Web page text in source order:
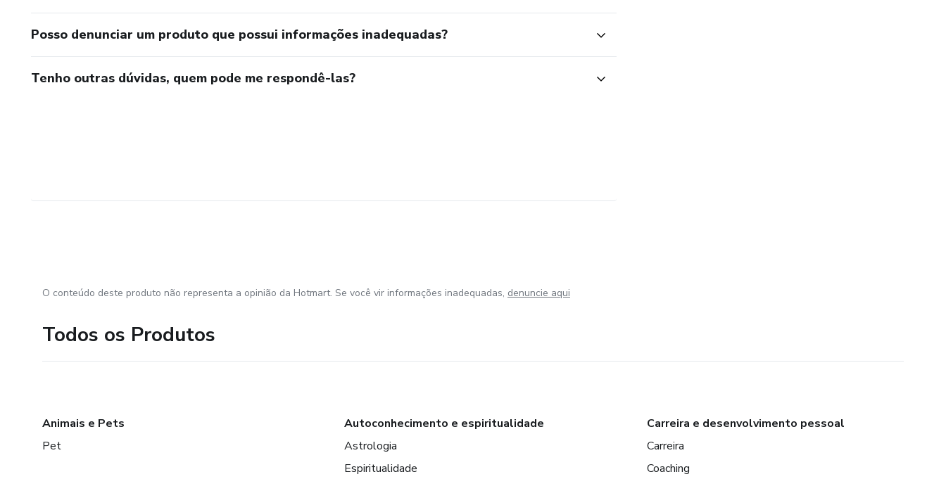
Posso denunciar um produto que possui informações inadequadas?
Tenho outras dúvidas, quem pode me respondê-las?
O conteúdo deste produto não representa a opinião da Hotmart. Se você vir informações inadequadas, denuncie aqui
Todos os Produtos
Animais e Pets
Pet
Autoconhecimento e espiritualidade
Astrologia
Espiritualidade
Carreira e desenvolvimento pessoal
Carreira
Coaching